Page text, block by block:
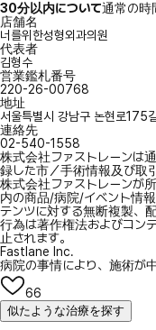
30分以内について通常の時
店舗名
너를위한성형외과의원
代表者
김형수
営業鑑札番号
220-26-00768
地址
서울특별시 강남구 논현로175
連絡先
02-540-1558
株式会社ファストレーンは
録した市／手術情報及び取
株式会社ファストレーンが
内の商品/病院/イベント情
テンツに対する無断複製、
行為は著作権法およびコン
止されます。
Fastlane Inc.
病院の事情により、施術が
66
似たような治療を探す